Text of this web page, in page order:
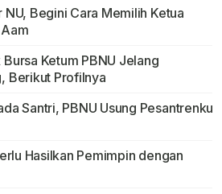
Begini Cara Memilih Ketua
Ketum PBNU Jelang
Berikut Profilnya
Santri, PBNU Usung Pesantrenku
Hasilkan Pemimpin dengan